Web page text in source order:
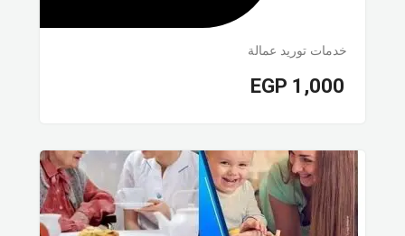
خدمات توريد عمالة
EGP 1,000